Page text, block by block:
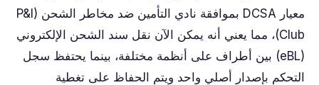
معيار DCSA بموافقة نادي التأمين ضد مخاطر الشحن (P&I
Club)، مما يعني أنه يمكن الآن نقل سند الشحن الإلكتروني
(eBL) بين أطراف على أنظمة مختلفة، بينما يحتفظ سجل
التحكم بإصدار أصلي واحد ويتم الحفاظ على تغطية